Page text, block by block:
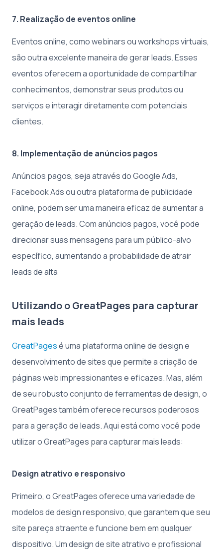
7. Realização de eventos online
Eventos online, como webinars ou workshops virtuais,
são outra excelente maneira de gerar leads. Esses
eventos oferecem a oportunidade de compartilhar
conhecimentos, demonstrar seus produtos ou
serviços e interagir diretamente com potenciais
clientes.
8. Implementação de anúncios pagos
Anúncios pagos, seja através do Google Ads,
Facebook Ads ou outra plataforma de publicidade
online, podem ser uma maneira eficaz de aumentar a
geração de leads. Com anúncios pagos, você pode
direcionar suas mensagens para um público-alvo
específico, aumentando a probabilidade de atrair
leads de alta
Utilizando o GreatPages para capturar
mais leads
GreatPagesé uma plataforma online de design e
desenvolvimento de sites que permite a criação de
páginas web impressionantes e eficazes. Mas, além
de seu robusto conjunto de ferramentas de design, o
GreatPages também oferece recursos poderosos
para a geração de leads. Aqui está como você pode
utilizar o GreatPages para capturar mais leads:
Design atrativo e responsivo
Primeiro, o GreatPages oferece uma variedade de
modelos de design responsivo, que garantem que seu
site pareça atraente e funcione bem em qualquer
dispositivo. Um design de site atrativo e profissional